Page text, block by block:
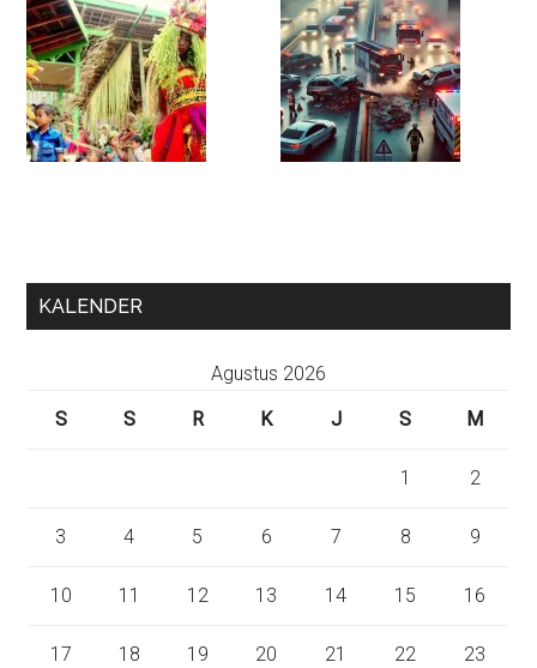
KALENDER
Agustus 2026
S
S R K J S M
1 2
3 4 5 6 7 8 9
10 11 12 13 14 15 16
17 18 19 20 21 22 23